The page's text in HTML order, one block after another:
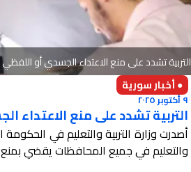
التربية تشدد على منع الاعتداء الجسدي أو
● أخبار سورية
٩ أكتوبر ٢٠٢٥
التربية تشدد على منع الاعتداء
والتعليم في جميع المحافظات يقضي